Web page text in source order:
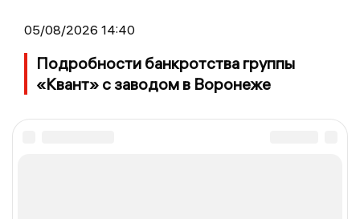
05/08/2026 14:40
Подробности банкротства группы
«Квант» с заводом в Воронеже